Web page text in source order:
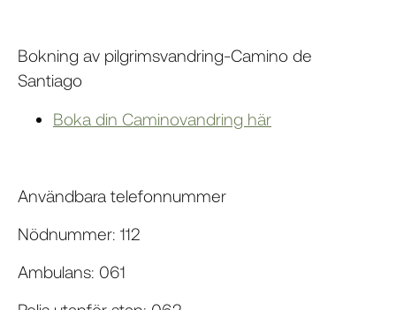
Bokning av pilgrimsvandring-Camino de
Santiago
Boka din Caminovandring här
Användbara telefonnummer
Nödnummer: 112
Ambulans: 061